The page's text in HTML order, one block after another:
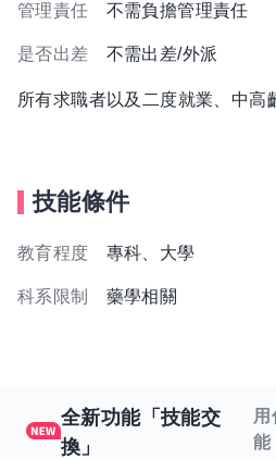
管理責任 不需負擔管理責任
是否出差 不需出差/外派
所有求職者以及二度就業、中高
技能條件
教育程度 專科、大學
科系限制 藥學相關
全新功能「技能交
換」
用
能